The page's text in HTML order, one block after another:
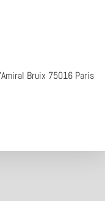
Bruix 75016 Paris